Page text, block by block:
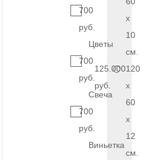
700
руб.
Цветы
700
руб.
Свеча
700
руб.
Виньетка
x
10
см.
125.000
руб.
120
x
60
x
12
см.